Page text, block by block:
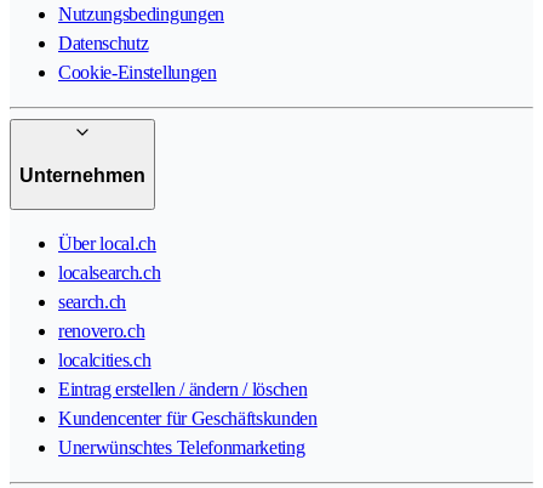
Nutzungsbedingungen
Datenschutz
Cookie-Einstellungen
Unternehmen
Über local.ch
localsearch.ch
search.ch
renovero.ch
localcities.ch
Eintrag erstellen / ändern / löschen
Kundencenter für Geschäftskunden
Unerwünschtes Telefonmarketing